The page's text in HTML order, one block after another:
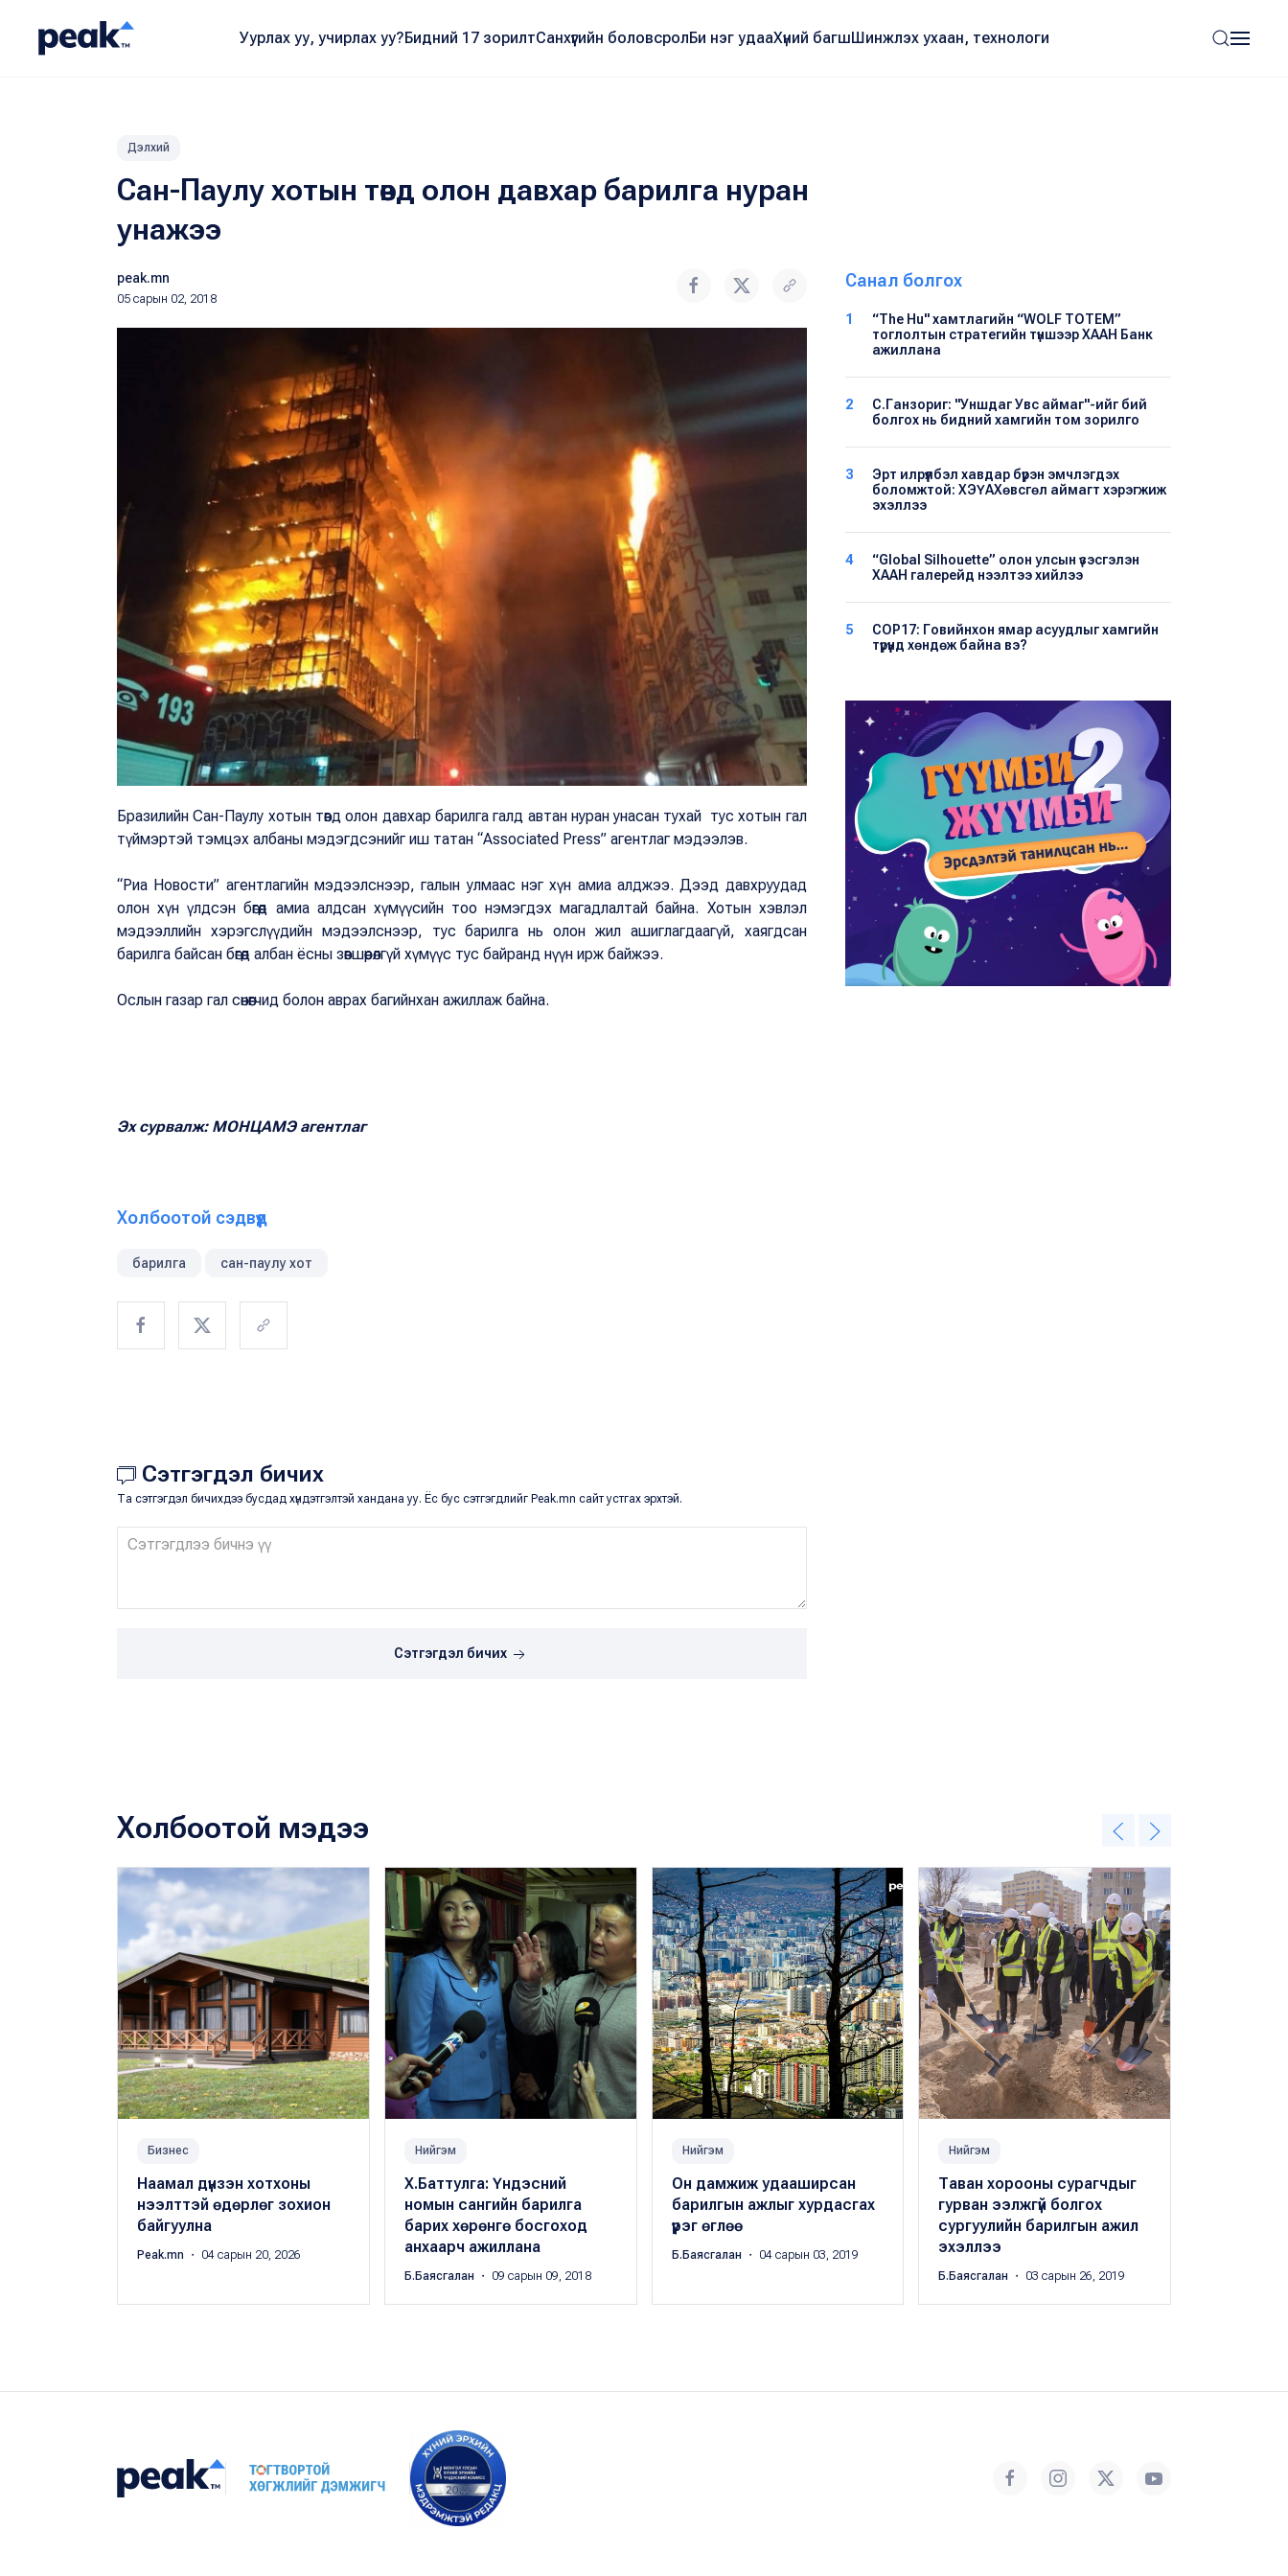
Уурлах уу, учирлах уу?Бидний 17 зорилтСанхүүгийн боловсролБи нэг удааХүний багшШинжлэх ухаан, технологи
Дэлхий
Сан-Паулу хотын төвд олон давхар барилга нуран
унажээ
peak.mn
05 сарын 02, 2018
Бразилийн Сан-Паулу хотын төвд олон давхар барилга галд автан нуран унасан тухай тус хотын гал
түймэртэй тэмцэх албаны мэдэгдсэнийг иш татан “Associated Press” агентлаг мэдээлэв.
“Риа Новости” агентлагийн мэдээлснээр, галын улмаас нэг хүн амиа алджээ. Дээд давхруудад
олон хүн үлдсэн бөгөөд амиа алдсан хүмүүсийн тоо нэмэгдэх магадлалтай байна. Хотын хэвлэл
мэдээллийн хэрэгслүүдийн мэдээлснээр, тус барилга нь олон жил ашиглагдаагүй, хаягдсан
барилга байсан бөгөөд албан ёсны зөвшөөрөлгүй хүмүүс тус байранд нүүн ирж байжээ.
Ослын газар гал сөнөөгчид болон аврах багийнхан ажиллаж байна.
Эх сурвалж: МОНЦАМЭ агентлаг
Холбоотой сэдвүүд
барилга сан-паулу хот
Сэтгэгдэл бичих
Та сэтгэгдэл бичихдээ бусдад хүндэтгэлтэй хандана уу. Ёс бус сэтгэгдлийг Peak.mn сайт устгах эрхтэй.
Сэтгэгдэл бичих
Санал болгох
1
“The Hu" хамтлагийн “WOLF TOTEM”
тоглолтын стратегийн түншээр ХААН Банк
ажиллана
2
С.Ганзориг: "Уншдаг Увс аймаг"-ийг бий
болгох нь бидний хамгийн том зорилго
3
Эрт илрүүлбэл хавдар бүрэн эмчлэгдэх
боломжтой: ХЭҮА​Хөвсгөл аймагт хэрэгжиж
эхэллээ
4
“Global Silhouette” олон улсын үзэсгэлэн
ХААН галерейд нээлтээ хийлээ
5
COP17: Говийнхон ямар асуудлыг хамгийн
түрүүнд хөндөж байна вэ?
Холбоотой мэдээ
Бизнес
Наамал дүнзэн хотхоны
нээлттэй өдөрлөг зохион
байгуулна
Peak.mn ・ 04 сарын 20, 2026
Нийгэм
Х.Баттулга: Үндэсний
номын сангийн барилга
барих хөрөнгө босгоход
анхаарч ажиллана
Б.Баясгалан ・ 09 сарын 09, 2018
Нийгэм
Он дамжиж удааширсан
барилгын ажлыг хурдасгах
үүрэг өглөө
Б.Баясгалан ・ 04 сарын 03, 2019
Нийгэм
Таван хорооны сурагчдыг
гурван ээлжгүй болгох
сургуулийн барилгын ажил
эхэллээ
Б.Баясгалан ・ 03 сарын 26, 2019